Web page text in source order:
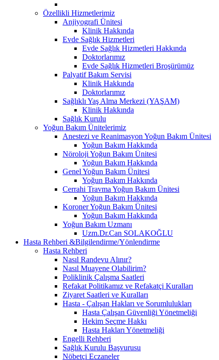
Özellikli Hizmetlerimiz
Anjiyografi Ünitesi
Klinik Hakkında
Evde Sağlık Hizmetleri
Evde Sağlık Hizmetleri Hakkında
Doktorlarımız
Evde Sağlık Hizmetleri Broşürümüz
Palyatif Bakım Servisi
Klinik Hakkında
Doktorlarımız
Sağlıklı Yaş Alma Merkezi (YAŞAM)
Klinik Hakkında
Sağlık Kurulu
Yoğun Bakım Ünitelerimiz
Anestezi ve Reanimasyon Yoğun Bakım Ünitesi
Yoğun Bakım Hakkında
Nöroloji Yoğun Bakım Ünitesi
Yoğun Bakım Hakkında
Genel Yoğun Bakım Ünitesi
Yoğun Bakım Hakkında
Cerrahi Travma Yoğun Bakım Ünitesi
Yoğun Bakım Hakkında
Koroner Yoğun Bakım Ünitesi
Yoğun Bakım Hakkında
Yoğun Bakım Uzmanı
Uzm.Dr.Can SOLAKOĞLU
Hasta Rehberi &Bilgilendirme/Yönlendirme
Hasta Rehberi
Nasıl Randevu Alınır?
Nasıl Muayene Olabilirim?
Poliklinik Çalışma Saatleri
Refakat Politikamız ve Refakatçi Kuralları
Ziyaret Saatleri ve Kuralları
Hasta - Çalışan Hakları ve Sorumlulukları
Hasta Çalışan Güvenliği Yönetmeliği
Hekim Seçme Hakkı
Hasta Hakları Yönetmeliği
Engelli Rehberi
Sağlık Kurulu Başvurusu
Nöbetçi Eczaneler